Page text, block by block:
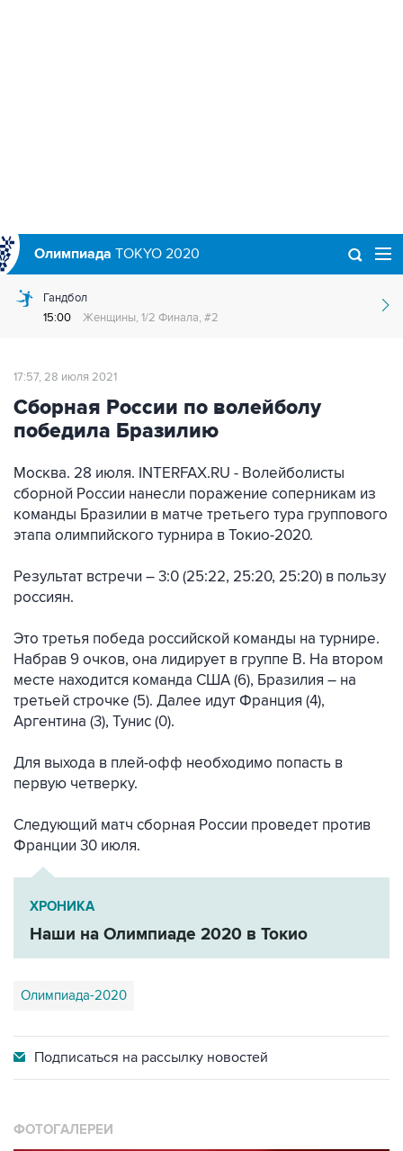
Олимпиада TOKYO 2020
Гандбол
15:00
Женщины, 1/2 Финала, #2
17:57, 28 июля 2021
Сборная России по волейболу
победила Бразилию
Москва. 28 июля. INTERFAX.RU - Волейболисты
сборной России нанесли поражение соперникам из
команды Бразилии в матче третьего тура группового
этапа олимпийского турнира в Токио-2020.
Результат встречи – 3:0 (25:22, 25:20, 25:20) в пользу
россиян.
Это третья победа российской команды на турнире.
Набрав 9 очков, она лидирует в группе В. На втором
месте находится команда США (6), Бразилия – на
третьей строчке (5). Далее идут Франция (4),
Аргентина (3), Тунис (0).
Для выхода в плей-офф необходимо попасть в
первую четверку.
Следующий матч сборная России проведет против
Франции 30 июля.
ХРОНИКА
Наши на Олимпиаде 2020 в Токио
Олимпиада-2020
Подписаться на рассылку новостей
ФОТОГАЛЕРЕИ